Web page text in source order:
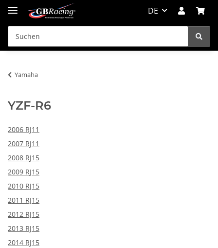
DE
Yamaha
YZF-R6
2006 RJ11
2007 RJ11
2008 RJ15
2009 RJ15
2010 RJ15
2011 RJ15
2012 RJ15
2013 RJ15
2014 RJ15